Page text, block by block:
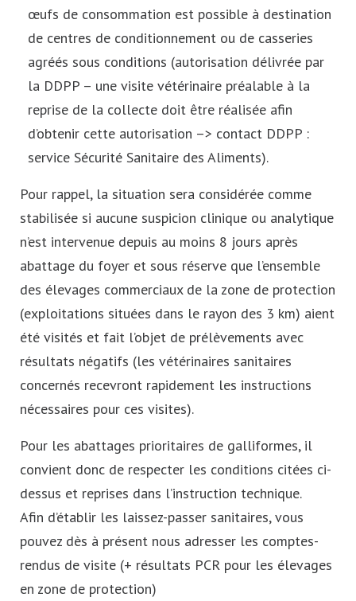
œufs de consommation est possible à destination
de centres de conditionnement ou de casseries
agréés sous conditions (autorisation délivrée par
la DDPP – une visite vétérinaire préalable à la
reprise de la collecte doit être réalisée afin
d’obtenir cette autorisation –> contact DDPP :
service Sécurité Sanitaire des Aliments).
Pour rappel, la situation sera considérée comme
stabilisée si aucune suspicion clinique ou analytique
n’est intervenue depuis au moins 8 jours après
abattage du foyer et sous réserve que l’ensemble
des élevages commerciaux de la zone de protection
(exploitations situées dans le rayon des 3 km) aient
été visités et fait l’objet de prélèvements avec
résultats négatifs (les vétérinaires sanitaires
concernés recevront rapidement les instructions
nécessaires pour ces visites).
Pour les abattages prioritaires de galliformes, il
convient donc de respecter les conditions citées ci-
dessus et reprises dans l’instruction technique.
Afin d’établir les laissez-passer sanitaires, vous
pouvez dès à présent nous adresser les comptes-
rendus de visite (+ résultats PCR pour les élevages
en zone de protection)